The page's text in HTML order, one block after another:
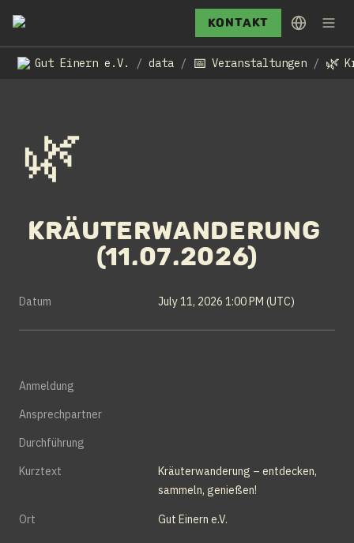
Kontakt
Gut Einern e.V. / data / 📅 Veranstaltungen / 🌿
🌿
Kräuterwanderung
(11.07.2026)
Datum July 11, 2026 1:00 PM (UTC)
Anmeldung
Ansprechpartner
Durchführung
Kurztext
Kräuterwanderung – entdecken,
sammeln, genießen!
Ort Gut Einern e.V.